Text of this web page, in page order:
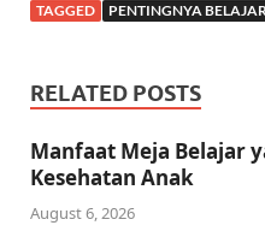
TAGGED PENTINGNYA
RELATED POSTS
Manfaat Meja Belajar
Kesehatan Anak
August 6, 2026